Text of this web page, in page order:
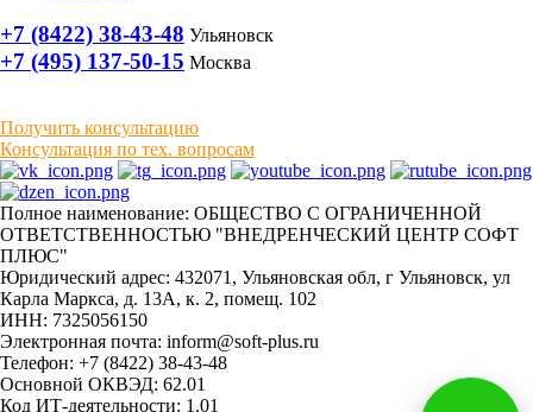
+7 (8422) 38-43-48 Ульяновск
+7 (495) 137-50-15 Москва
Получить консультацию
Консультация по тех. вопросам
Полное наименование: ОБЩЕСТВО С ОГРАНИЧЕННОЙ
ОТВЕТСТВЕННОСТЬЮ "ВНЕДРЕНЧЕСКИЙ ЦЕНТР СОФТ
ПЛЮС"
Юридический адрес: 432071, Ульяновская обл, г Ульяновск, ул
Карла Маркса, д. 13А, к. 2, помещ. 102
ИНН: 7325056150
Электронная почта: inform@soft-plus.ru
Телефон: +7 (8422) 38-43-48
Основной ОКВЭД: 62.01
Код ИТ-деятельности: 1.01